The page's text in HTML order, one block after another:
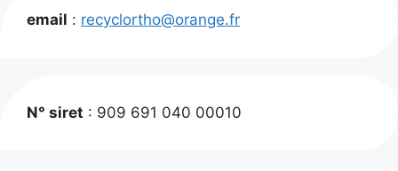
email : recyclortho@orange.fr
N° siret : 909 691 040 00010